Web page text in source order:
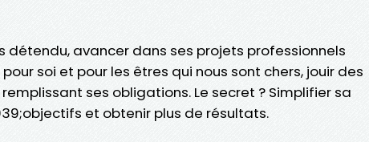
détendu, avancer dans ses projets professionnels
soi et pour les êtres qui nous sont chers, jouir des
ses obligations. Le secret ? Simplifier sa
et obtenir plus de résultats.